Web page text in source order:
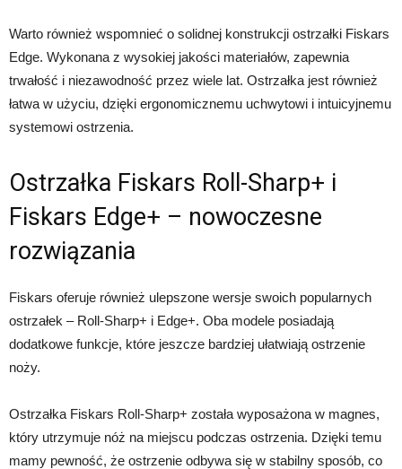
Warto również wspomnieć o solidnej konstrukcji ostrzałki Fiskars
Edge. Wykonana z wysokiej jakości materiałów, zapewnia
trwałość i niezawodność przez wiele lat. Ostrzałka jest również
łatwa w użyciu, dzięki ergonomicznemu uchwytowi i intuicyjnemu
systemowi ostrzenia.
Ostrzałka Fiskars Roll-Sharp+ i
Fiskars Edge+ – nowoczesne
rozwiązania
Fiskars oferuje również ulepszone wersje swoich popularnych
ostrzałek – Roll-Sharp+ i Edge+. Oba modele posiadają
dodatkowe funkcje, które jeszcze bardziej ułatwiają ostrzenie
noży.
Ostrzałka Fiskars Roll-Sharp+ została wyposażona w magnes,
który utrzymuje nóż na miejscu podczas ostrzenia. Dzięki temu
mamy pewność, że ostrzenie odbywa się w stabilny sposób, co